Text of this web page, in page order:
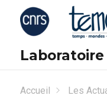
Laboratoire
Accueil Les